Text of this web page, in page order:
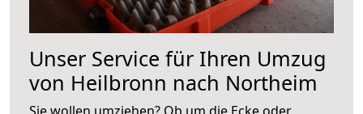
Unser Service für Ihren Umzug
von Heilbronn nach Northeim